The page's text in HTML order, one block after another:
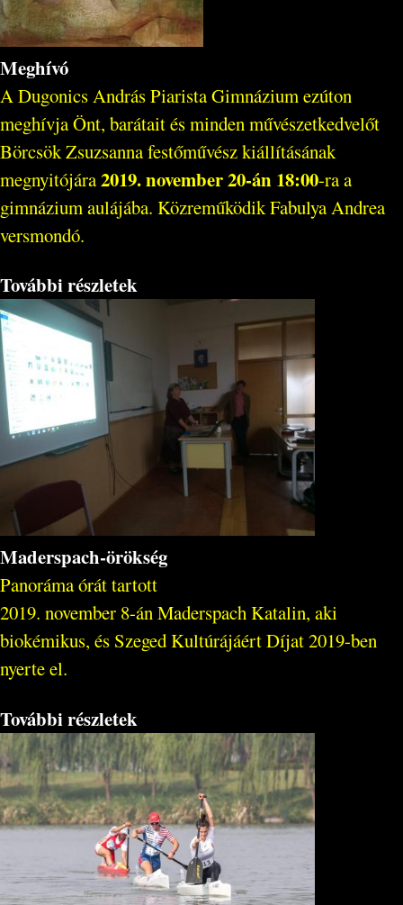
Meghívó
A Dugonics András Piarista Gimnázium ezúton
meghívja Önt, barátait és minden művészetkedvelőt
Börcsök Zsuzsanna festőművész kiállításának
megnyitójára2019. november 20-án 18:00-ra a
gimnázium aulájába. Közreműködik Fabulya Andrea
versmondó.
További részletek
Maderspach-örökség
Panoráma órát tartott
2019. november 8-án Maderspach Katalin, aki
biokémikus, és Szeged Kultúrájáért Díjat 2019-ben
nyerte el.
További részletek